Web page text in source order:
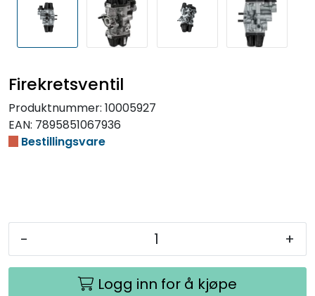
Firekretsventil
Produktnummer: 10005927
EAN: 7895851067936
Bestillingsvare
- +
Logg inn for å kjøpe